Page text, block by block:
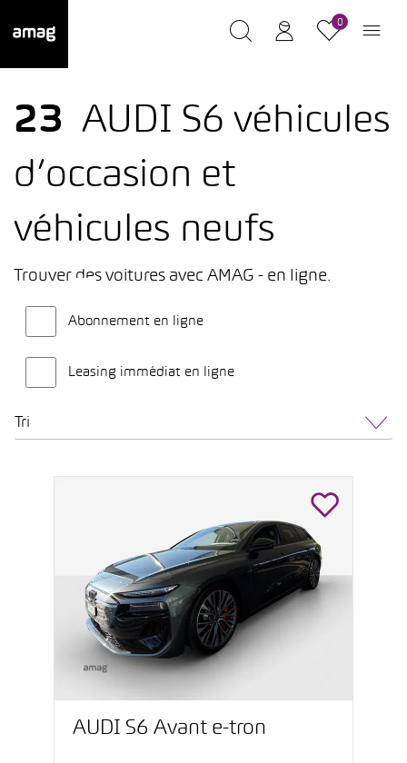
0
23 AUDI S6 véhicules
d’occasion et
véhicules neufs
Trouver des voitures avec AMAG - en ligne.
Abonnement en ligne
Leasing immédiat en ligne
Tri
AUDI S6 Avant e-tron